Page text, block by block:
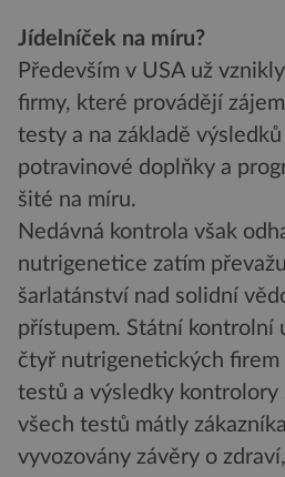
Jídelníček na míru?
Především v USA už
firmy, které provádějí
testy a na základě
potravinové doplňky a
šité na míru.
Nedávná kontrola však
nutrigenetice zatím
šarlatánství nad solidní
přístupem. Státní kontrolní
čtyř nutrigenetických
testů a výsledky kontrolory
všech testů mátly
vyvozovány závěry o